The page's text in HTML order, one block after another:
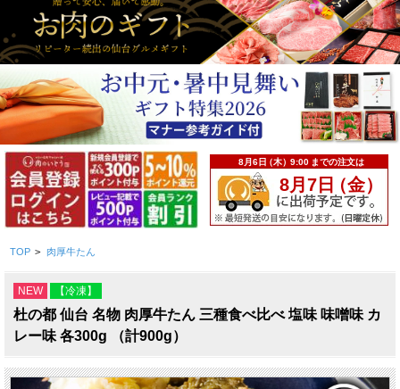
TOP > 肉厚牛たん
NEW 【冷凍】
杜の都 仙台 名物 肉厚牛たん 三種食べ比べ 塩味 味噌味 カ
レー味 各300g （計900g）